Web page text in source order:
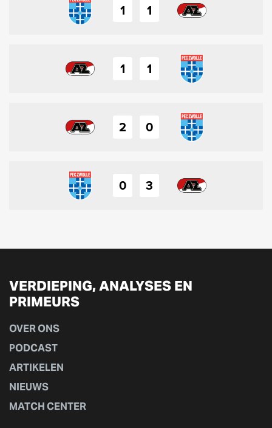
1 1
1 1
2 0
0 3
VERDIEPING, ANALYSES EN
PRIMEURS
OVER ONS
PODCAST
ARTIKELEN
NIEUWS
MATCH CENTER